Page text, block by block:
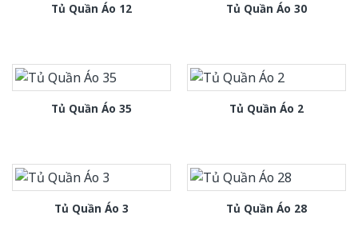
Tủ Quần Áo 12 Tủ Quần Áo 30
Tủ Quần Áo 35 Tủ Quần Áo 2
Tủ Quần Áo 3 Tủ Quần Áo 28